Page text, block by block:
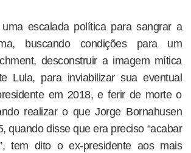
escalada política para sangrar a
buscando condições para um
desconstruir a imagem mítica
Lula, para inviabilizar sua eventual
em 2018, e ferir de morte o
realizar o que Jorge Bornahusen
quando disse que era preciso “acabar
tem dito o ex-presidente aos mais